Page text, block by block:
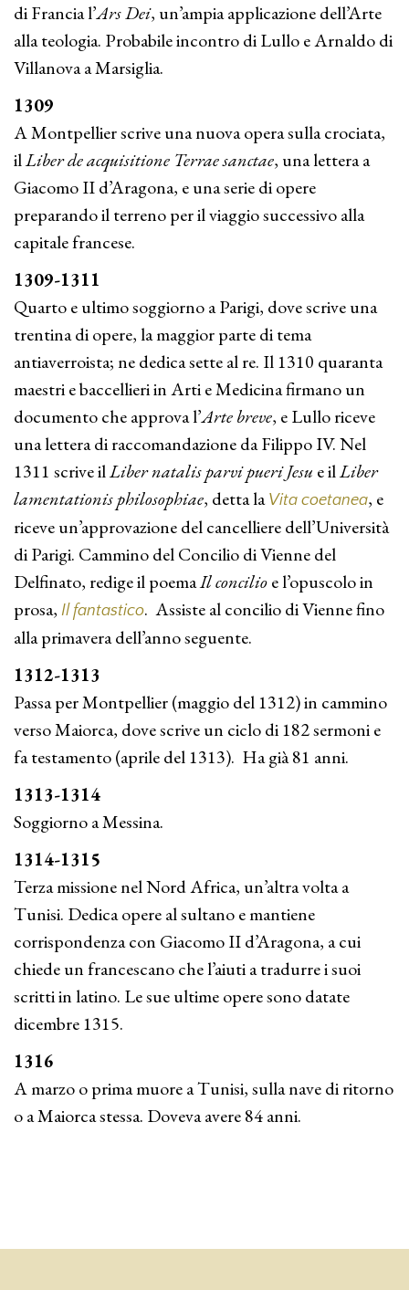
di Francia l’Ars Dei, un’ampia applicazione dell’Arte
alla teologia. Probabile incontro di Lullo e Arnaldo di
Villanova a Marsiglia.
1309
A Montpellier scrive una nuova opera sulla crociata,
ilLiber de acquisitione Terrae sanctae, una lettera a
Giacomo II d’Aragona, e una serie di opere
preparando il terreno per il viaggio successivo alla
capitale francese.
1309-1311
Quarto e ultimo soggiorno a Parigi, dove scrive una
trentina di opere, la maggior parte di tema
antiaverroista; ne dedica sette al re. Il 1310 quaranta
maestri e baccellieri in Arti e Medicina firmano un
documento che approva l’Arte breve, e Lullo riceve
una lettera di raccomandazione da Filippo IV. Nel
1311 scrive ilLiber natalis parvi pueri Jesu e ilLiber
lamentationis philosophiae, detta la Vita coetanea, e
riceve un’approvazione del cancelliere dell’Università
di Parigi. Cammino del Concilio di Vienne del
Delfinato, redige il poemaIl concilioe l’opuscolo in
prosa, Il fantastico. Assiste al concilio di Vienne fino
alla primavera dell’anno seguente.
1312-1313
Passa per Montpellier (maggio del 1312) in cammino
verso Maiorca, dove scrive un ciclo di 182 sermoni e
fa testamento (aprile del 1313). Ha già 81 anni.
1313-1314
Soggiorno a Messina.
1314-1315
Terza missione nel Nord Africa, un’altra volta a
Tunisi. Dedica opere al sultano e mantiene
corrispondenza con Giacomo II d’Aragona, a cui
chiede un francescano che l’aiuti a tradurre i suoi
scritti in latino. Le sue ultime opere sono datate
dicembre 1315.
1316
A marzo o prima muore a Tunisi, sulla nave di ritorno
o a Maiorca stessa. Doveva avere 84 anni.